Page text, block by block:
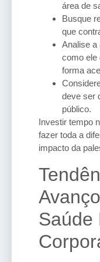
área de
Busque
que
Analise a
como ele
forma
deve ser
público.
Investir tempo
fazer toda a
impacto da
Saúde